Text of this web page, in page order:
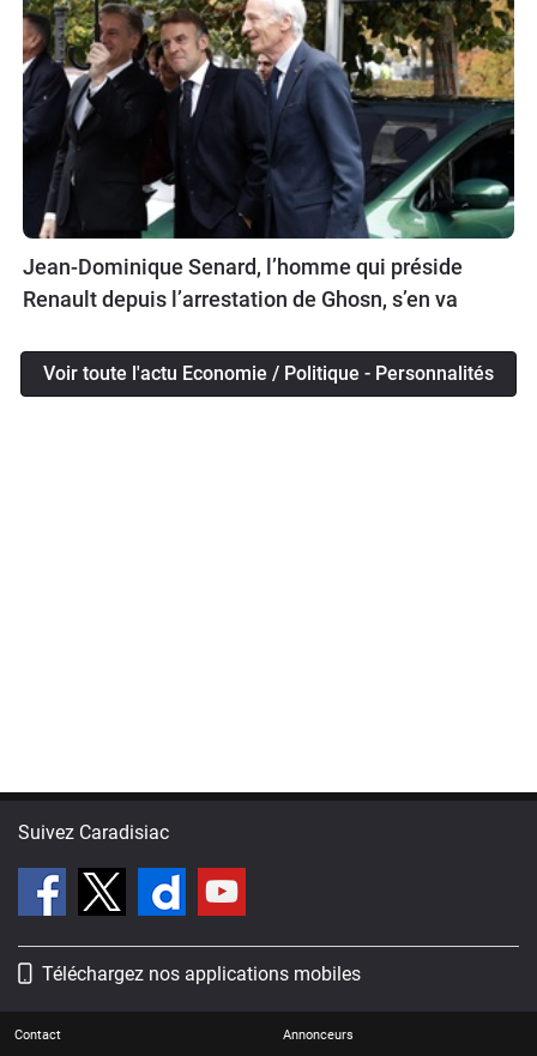
Jean-Dominique Senard, l’homme qui préside
Renault depuis l’arrestation de Ghosn, s’en va
Voir toute l'actu Economie / Politique - Personnalités
Suivez Caradisiac
Téléchargez nos applications mobiles
Contact Annonceurs